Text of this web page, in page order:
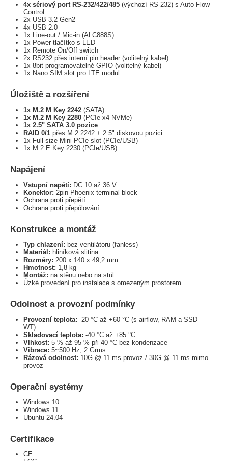
4x sériový port RS-232/422/485 (výchozí RS-232) s Auto Flow
Control
2x USB 3.2 Gen2
4x USB 2.0
1x Line-out / Mic-in (ALC888S)
1x Power tlačítko s LED
1x Remote On/Off switch
2x RS232 přes interní pin header (volitelný kabel)
1x 8bit programovatelné GPIO (volitelný kabel)
1x Nano SIM slot pro LTE modul
Úložiště a rozšíření
1x M.2 M Key 2242 (SATA)
1x M.2 M Key 2280 (PCIe x4 NVMe)
1x 2.5" SATA 3.0 pozice
RAID 0/1 přes M.2 2242 + 2.5" diskovou pozici
1x Full-size Mini-PCIe slot (PCIe/USB)
1x M.2 E Key 2230 (PCIe/USB)
Napájení
Vstupní napětí: DC 10 až 36 V
Konektor: 2pin Phoenix terminal block
Ochrana proti přepětí
Ochrana proti přepólování
Konstrukce a montáž
Typ chlazení: bez ventilátoru (fanless)
Materiál: hliníková slitina
Rozměry: 200 x 140 x 49,2 mm
Hmotnost: 1,8 kg
Montáž: na stěnu nebo na stůl
Úzké provedení pro instalace s omezeným prostorem
Odolnost a provozní podmínky
Provozní teplota: -20 °C až +60 °C (s airflow, RAM a SSD
WT)
Skladovací teplota: -40 °C až +85 °C
Vlhkost: 5 % až 95 % při 40 °C bez kondenzace
Vibrace: 5~500 Hz, 2 Grms
Rázová odolnost: 10G @ 11 ms provoz / 30G @ 11 ms mimo
provoz
Operační systémy
Windows 10
Windows 11
Ubuntu 24.04
Certifikace
CE